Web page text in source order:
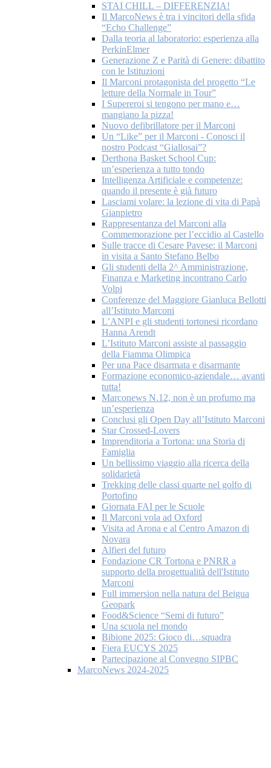
STAI CHILL – DIFFERENZIA!
Il MarcoNews è tra i vincitori della sfida
“Echo Challenge”
Dalla teoria al laboratorio: esperienza alla
PerkinElmer
Generazione Z e Parità di Genere: dibattito
con le Istituzioni
Il Marconi protagonista del progetto “Le
letture della Normale in Tour”
I Supereroi si tengono per mano e…
mangiano la pizza!
Nuovo defibrillatore per il Marconi
Un “Like” per il Marconi - Conosci il
nostro Podcast “Giallosai”?
Derthona Basket School Cup:
un’esperienza a tutto tondo
Intelligenza Artificiale e competenze:
quando il presente è già futuro
Lasciami volare: la lezione di vita di Papà
Gianpietro
Rappresentanza del Marconi alla
Commemorazione per l’eccidio al Castello
Sulle tracce di Cesare Pavese: il Marconi
in visita a Santo Stefano Belbo
Gli studenti della 2^ Amministrazione,
Finanza e Marketing incontrano Carlo
Volpi
Conferenze del Maggiore Gianluca Bellotti
all’Istituto Marconi
L’ANPI e gli studenti tortonesi ricordano
Hanna Arendt
L’Istituto Marconi assiste al passaggio
della Fiamma Olimpica
Per una Pace disarmata e disarmante
Formazione economico-aziendale… avanti
tutta!
Marconews N.12, non è un profumo ma
un’esperienza
Conclusi gli Open Day all’Istituto Marconi
Star Crossed-Lovers
Imprenditoria a Tortona: una Storia di
Famiglia
Un bellissimo viaggio alla ricerca della
solidarietà
Trekking delle classi quarte nel golfo di
Portofino
Giornata FAI per le Scuole
Il Marconi vola ad Oxford
Visita ad Arona e al Centro Amazon di
Novara
Alfieri del futuro
Fondazione CR Tortona e PNRR a
supporto della progettualità dell'Istituto
Marconi
Full immersion nella natura del Beigua
Geopark
Food&Science “Semi di futuro”
Una scuola nel mondo
Bibione 2025: Gioco di…squadra
Fiera EUCYS 2025
Partecipazione al Convegno SIPBC
MarcoNews 2024-2025